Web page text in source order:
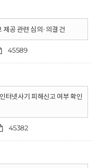
공 관련 심의·의결 건
45589
터넷사기 피해신고 여부 확인
45382